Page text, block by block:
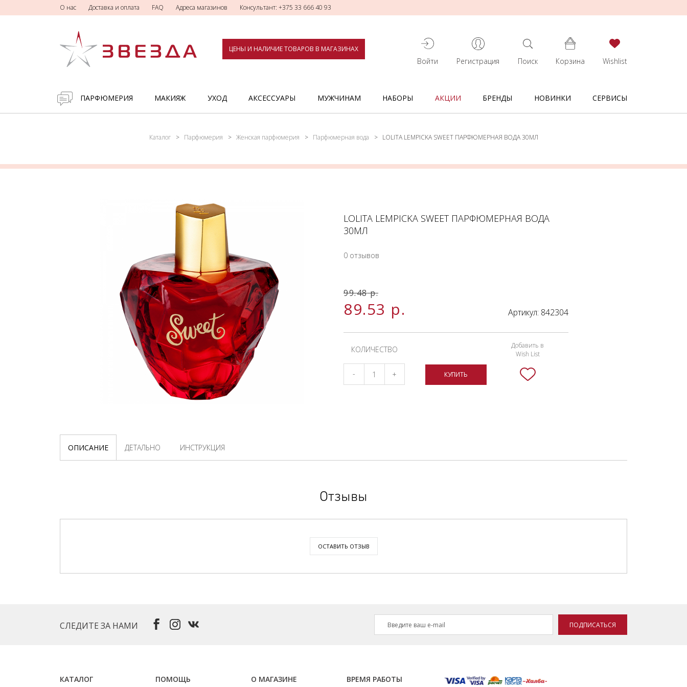
О нас Доставка и оплата FAQ Адреса магазинов Консультант: +375 33 666 40 93
ЦЕНЫ И НАЛИЧИЕ ТОВАРОВ В МАГАЗИНАХ
Войти Регистрация Поиск Корзина Wishlist
ПАРФЮМЕРИЯ МАКИЯЖ УХОД АКСЕССУАРЫ МУЖЧИНАМ НАБОРЫ АКЦИИ БРЕНДЫ НОВИНКИ СЕРВИСЫ
Каталог Парфюмерия Женская парфюмерия Парфюмерная вода LOLITA LEMPICKA SWEET ПАРФЮМЕРНАЯ ВОДА 30МЛ
LOLITA LEMPICKA SWEET ПАРФЮМЕРНАЯ ВОДА
30МЛ
0 отзывов
99.48р.
89.53 р. Артикул: 842304
КОЛИЧЕСТВО
- + КУПИТЬ
Добавить в
Wish List
ОПИСАНИЕ ДЕТАЛЬНО ИНСТРУКЦИЯ
Отзывы
ОСТАВИТЬ ОТЗЫВ
СЛЕДИТЕ ЗА НАМИ ПОДПИСАТЬСЯ
КАТАЛОГ ПОМОЩЬ О МАГАЗИНЕ ВРЕМЯ РАБОТЫ